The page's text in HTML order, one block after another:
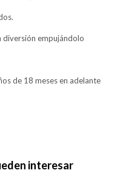
diversión empujándolo
de 18 meses en adelante
interesar